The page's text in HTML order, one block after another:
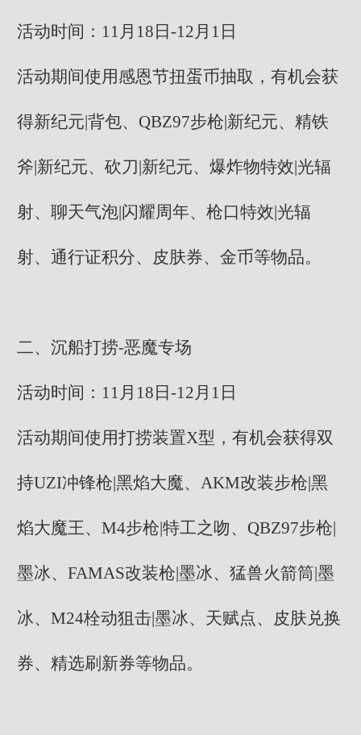
活动时间：11月18日-12月1日
活动期间使用感恩节扭蛋币抽取，有机会获
得新纪元|背包、QBZ97步枪|新纪元、精铁
斧|新纪元、砍刀|新纪元、爆炸物特效|光辐
射、聊天气泡|闪耀周年、枪口特效|光辐
射、通行证积分、皮肤券、金币等物品。
二、沉船打捞-恶魔专场
活动时间：11月18日-12月1日
活动期间使用打捞装置X型，有机会获得双
持UZI冲锋枪|黑焰大魔、AKM改装步枪|黑
焰大魔王、M4步枪|特工之吻、QBZ97步枪|
墨冰、FAMAS改装枪|墨冰、猛兽火箭筒|墨
冰、M24栓动狙击|墨冰、天赋点、皮肤兑换
券、精选刷新券等物品。